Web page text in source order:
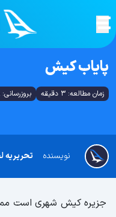
پایاب کیش
زمان مطالعه: 3 دقیقه بروزرسانی: 1402/06/18
تحریریه نویسنده
جزیره کیش شهری است